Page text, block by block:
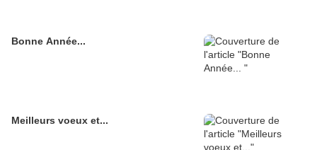
Bonne Année...
Meilleurs voeux et...